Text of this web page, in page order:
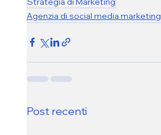
Agenzia di social media marketing
Post recenti